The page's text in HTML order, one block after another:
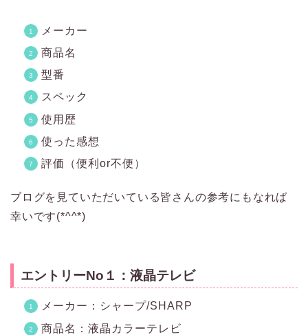
メーカー
商品名
型番
スペック
使用歴
使った感想
評価（便利or不便）
ブログを見ていただいている皆さんの参考にもなれば
幸いです(*^^*)
エントリーNo１：液晶テレビ
メーカー：シャープ/SHARP
商品名：液晶カラーテレビ